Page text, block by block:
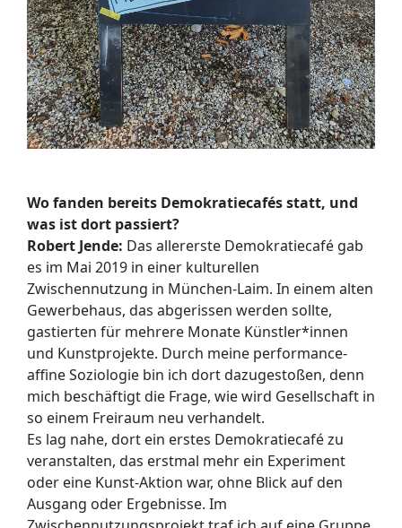
Wo fanden bereits Demokratiecafés statt, und
was ist dort passiert?
Robert Jende: Das allererste Demokratiecafé gab
es im Mai 2019 in einer kulturellen
Zwischennutzung in München-Laim. In einem alten
Gewerbehaus, das abgerissen werden sollte,
gastierten für mehrere Monate Künstler*innen
und Kunstprojekte. Durch meine performance-
affine Soziologie bin ich dort dazugestoßen, denn
mich beschäftigt die Frage, wie wird Gesellschaft in
so einem Freiraum neu verhandelt.
Es lag nahe, dort ein erstes Demokratiecafé zu
veranstalten, das erstmal mehr ein Experiment
oder eine Kunst-Aktion war, ohne Blick auf den
Ausgang oder Ergebnisse. Im